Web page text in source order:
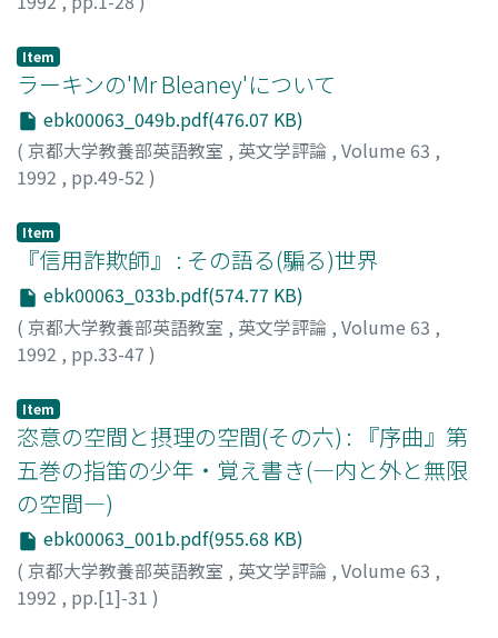
ウItem
ラーキンの'Mr Bleaney'について
ebk00063_049b.pdf(476.07 KB)
( 京都大学教養部英語教室 , 英文学評論 , Volume 63 ,
1992 , pp.49-52 )
Item
『信用詐欺師』 : その語る(騙る)世界
ebk00063_033b.pdf(574.77 KB)
( 京都大学教養部英語教室 , 英文学評論 , Volume 63 ,
1992 , pp.33-47 )
Item
恣意の空間と摂理の空間(その六) : 『序曲』第
五巻の指笛の少年・覚え書き(―内と外と無限
の空間―)
ebk00063_001b.pdf(955.68 KB)
( 京都大学教養部英語教室 , 英文学評論 , Volume 63 ,
1992 , pp.[1]-31 )